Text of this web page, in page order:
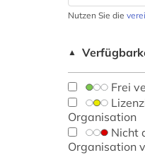
Nutzen Sie die
▲
Frei
Organisation
Nicht
Organisation